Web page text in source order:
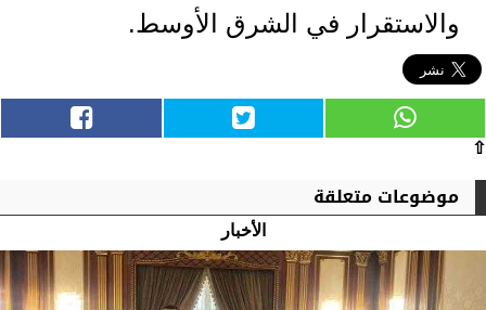
والاستقرار في الشرق الأوسط.
⇧
موضوعات متعلقة
الأخبار